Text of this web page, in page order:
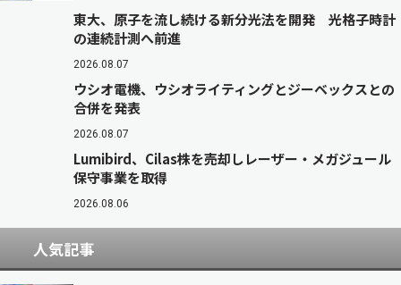
東大、原子を流し続ける新分光法を開発 光格子時計
の連続計測へ前進
2026.08.07
ウシオ電機、ウシオライティングとジーベックスとの
合併を発表
2026.08.07
Lumibird、Cilas株を売却しレーザー・メガジュール
保守事業を取得
2026.08.06
人気記事